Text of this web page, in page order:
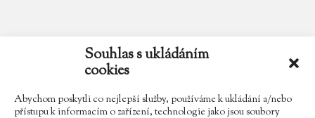
Souhlas s ukládáním
cookies
Abychom poskytli co nejlepší služby, používáme k ukládání a/nebo
přístupu k informacím o zařízení, technologie jako jsou soubory
zamek.trebesice@volny.cz
602 354 467